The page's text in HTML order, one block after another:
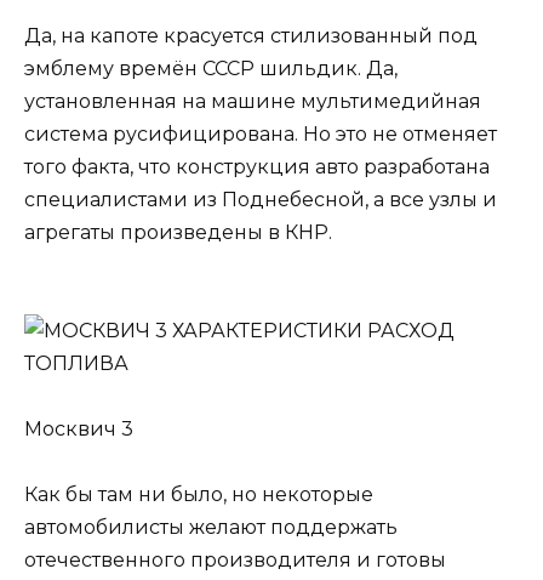
Да, на капоте красуется стилизованный под
эмблему времён СССР шильдик. Да,
установленная на машине мультимедийная
система русифицирована. Но это не отменяет
того факта, что конструкция авто разработана
специалистами из Поднебесной, а все узлы и
агрегаты произведены в КНР.
Москвич 3
Как бы там ни было, но некоторые
автомобилисты желают поддержать
отечественного производителя и готовы